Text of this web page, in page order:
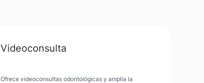
Videoconsulta
Ofrece videoconsultas odontológicas y amplía la